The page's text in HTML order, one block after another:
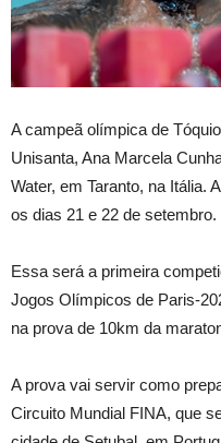
A campeã olímpica de
Unisanta, Ana Marcela
Water, em Taranto, na Itália.
os dias 21 e 22 de setembro.
Essa será a primeira
Jogos Olímpicos de Paris-
na prova de 10km da
A prova vai servir como
Circuito Mundial FINA, que